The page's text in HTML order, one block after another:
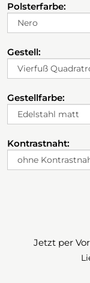
Polsterfarbe:
Gestell:
Gestellfarbe:
Kontrastnaht:
Jetzt per